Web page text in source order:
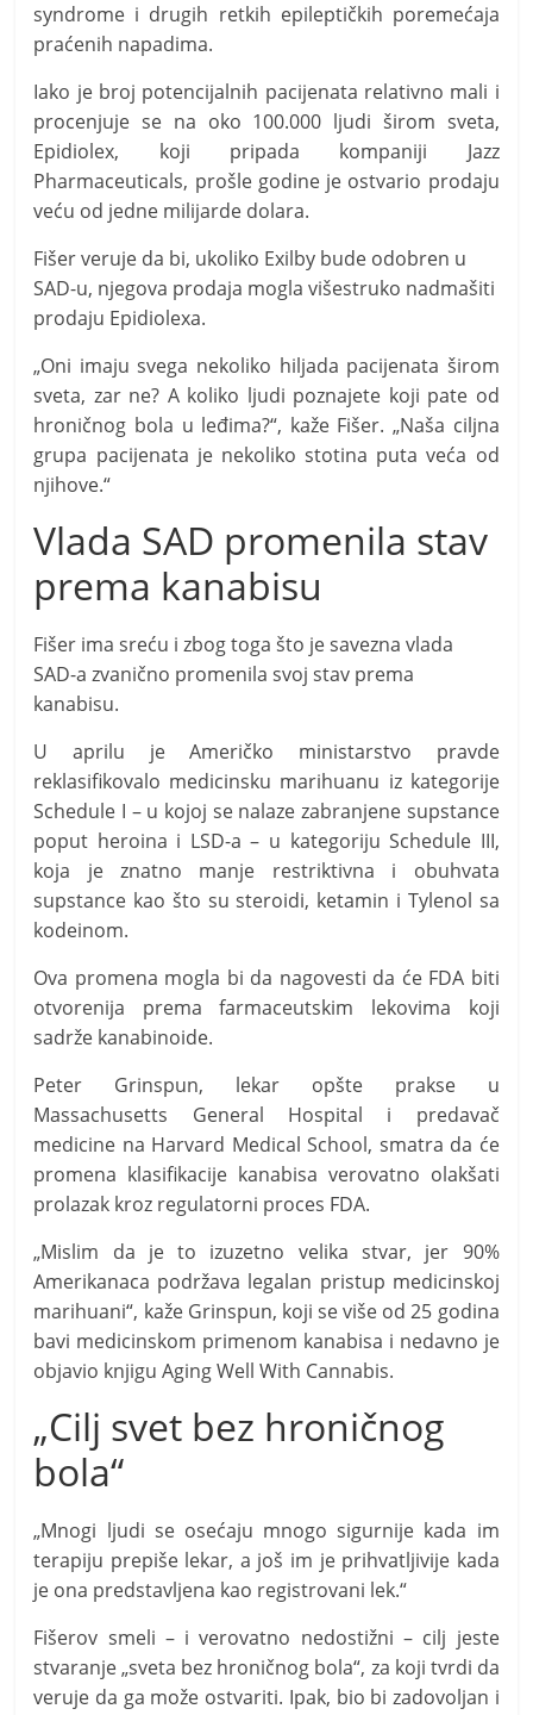
syndrome i drugih retkih epileptičkih poremećaja
praćenih napadima.
Iako je broj potencijalnih pacijenata relativno mali i
procenjuje se na oko 100.000 ljudi širom sveta,
Epidiolex, koji pripada kompaniji Jazz
Pharmaceuticals, prošle godine je ostvario prodaju
veću od jedne milijarde dolara.
Fišer veruje da bi, ukoliko Exilby bude odobren u
SAD-u, njegova prodaja mogla višestruko nadmašiti
prodaju Epidiolexa.
„Oni imaju svega nekoliko hiljada pacijenata širom
sveta, zar ne? A koliko ljudi poznajete koji pate od
hroničnog bola u leđima?“, kaže Fišer. „Naša ciljna
grupa pacijenata je nekoliko stotina puta veća od
njihove.“
Vlada SAD promenila stav
prema kanabisu
Fišer ima sreću i zbog toga što je savezna vlada
SAD-a zvanično promenila svoj stav prema
kanabisu.
U aprilu je Američko ministarstvo pravde
reklasifikovalo medicinsku marihuanu iz kategorije
Schedule I – u kojoj se nalaze zabranjene supstance
poput heroina i LSD-a – u kategoriju Schedule III,
koja je znatno manje restriktivna i obuhvata
supstance kao što su steroidi, ketamin i Tylenol sa
kodeinom.
Ova promena mogla bi da nagovesti da će FDA biti
otvorenija prema farmaceutskim lekovima koji
sadrže kanabinoide.
Peter Grinspun, lekar opšte prakse u
Massachusetts General Hospital i predavač
medicine na Harvard Medical School, smatra da će
promena klasifikacije kanabisa verovatno olakšati
prolazak kroz regulatorni proces FDA.
„Mislim da je to izuzetno velika stvar, jer 90%
Amerikanaca podržava legalan pristup medicinskoj
marihuani“, kaže Grinspun, koji se više od 25 godina
bavi medicinskom primenom kanabisa i nedavno je
objavio knjigu Aging Well With Cannabis.
„Cilj svet bez hroničnog
bola“
„Mnogi ljudi se osećaju mnogo sigurnije kada im
terapiju prepiše lekar, a još im je prihvatljivije kada
je ona predstavljena kao registrovani lek.“
Fišerov smeli – i verovatno nedostižni – cilj jeste
stvaranje „sveta bez hroničnog bola“, za koji tvrdi da
veruje da ga može ostvariti. Ipak, bio bi zadovoljan i